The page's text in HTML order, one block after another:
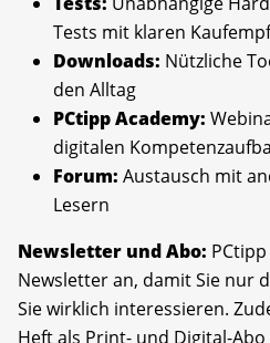
Tests mit klaren
Downloads: Nützliche
den Alltag
PCtipp Academy:
digitalen
Forum: Austausch mit
Lesern
Newsletter und Abo:
Newsletter an, damit Sie nur
Sie wirklich interessieren.
Heft als Print- und Digital-